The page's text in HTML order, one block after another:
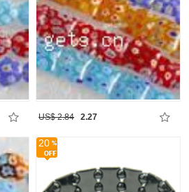
US$ 2.84 2.27
20